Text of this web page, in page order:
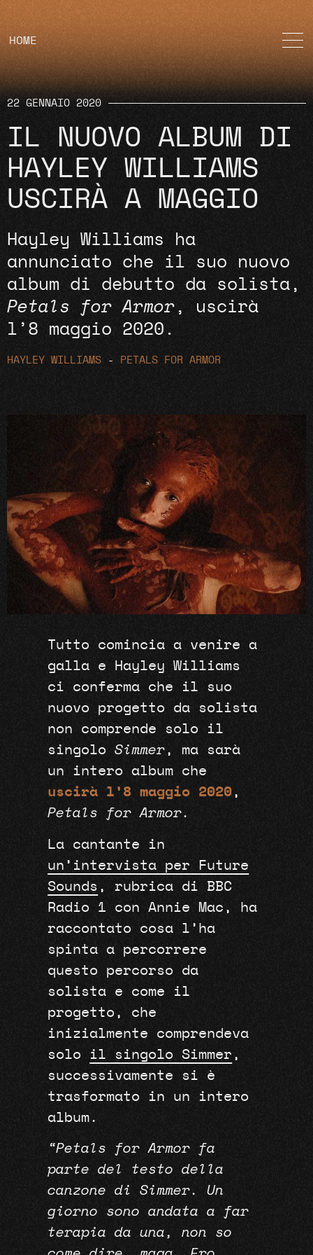
HOME
22 GENNAIO 2020
IL NUOVO ALBUM DI
HAYLEY WILLIAMS
USCIRÀ A MAGGIO
Hayley Williams ha
annunciato che il suo nuovo
album di debutto da solista,
Petals for Armor , uscirà
l’8 maggio 2020.
HAYLEY WILLIAMS - PETALS FOR ARMOR
Tutto comincia a venire a
galla e Hayley Williams
ci conferma che il suo
nuovo progetto da solista
non comprende solo il
singoloSimmer , ma sarà
un intero album che
uscirà l’8 maggio 2020 ,
Petals for Armor.
La cantante in
un’intervista per Future
Sounds , rubrica di BBC
Radio 1 con Annie Mac, ha
raccontato cosa l’ha
spinta a percorrere
questo percorso da
solista e come il
progetto, che
inizialmente comprendeva
solo il singolo Simmer ,
successivamente si è
trasformato in un intero
album.
“Petals for Armor fa
parte del testo della
canzone di Simmer. Un
giorno sono andata a far
terapia da una, non so